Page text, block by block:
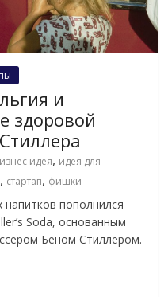
и
здоровой
идея, идея для
, стартап, фишки
пополнился
Soda, основанным
Беном Стиллером.